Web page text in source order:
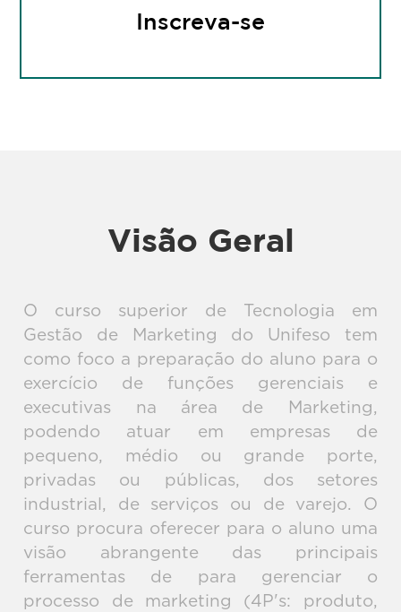
Inscreva-se
Visão Geral
O curso superior de Tecnologia em
Gestão de Marketing do Unifeso tem
como foco a preparação do aluno para o
exercício de funções gerenciais e
executivas na área de Marketing,
podendo atuar em empresas de
pequeno, médio ou grande porte,
privadas ou públicas, dos setores
industrial, de serviços ou de varejo. O
curso procura oferecer para o aluno uma
visão abrangente das principais
ferramentas de para gerenciar o
processo de marketing (4P's: produto,